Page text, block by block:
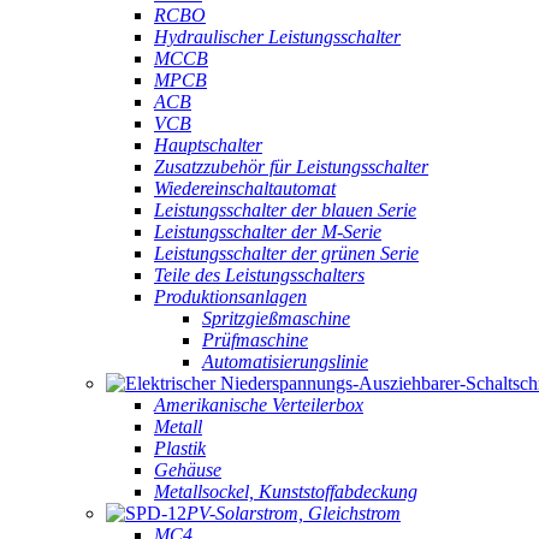
RCBO
Hydraulischer Leistungsschalter
MCCB
MPCB
ACB
VCB
Hauptschalter
Zusatzzubehör für Leistungsschalter
Wiedereinschaltautomat
Leistungsschalter der blauen Serie
Leistungsschalter der M-Serie
Leistungsschalter der grünen Serie
Teile des Leistungsschalters
Produktionsanlagen
Spritzgießmaschine
Prüfmaschine
Automatisierungslinie
Amerikanische Verteilerbox
Metall
Plastik
Gehäuse
Metallsockel, Kunststoffabdeckung
PV-Solarstrom, Gleichstrom
MC4